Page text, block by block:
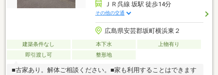
ＪＲ呉線 坂駅 徒歩14分
その他の交通
広島県安芸郡坂町横浜東２
建築条件なし 本下水
上物有り
即引渡し可
整形地
■古家あり。解体ご相談ください。■家も利用することはできます